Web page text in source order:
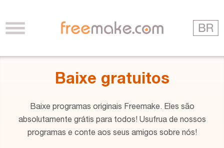
Baixe gratuitos
Baixe programas originais Freemake. Eles são
absolutamente grátis para todos! Usufrua de nossos
programas e conte aos seus amigos sobre nós!